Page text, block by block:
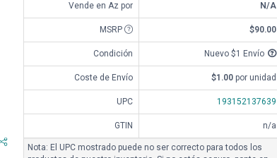
Vende en Az por N/A
MSRP $90.00
Condición Nuevo $1 Envío
Coste de Envío $1.00 por unidad
UPC 193152137639
GTIN n/a
Nota: El UPC mostrado puede no ser correcto para todos los